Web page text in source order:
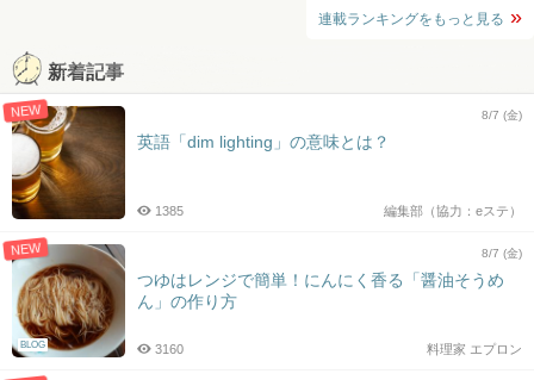
連載ランキングをもっと見る
新着記事
NEW 8/7 (金)
英語「dim lighting」の意味とは？
編集部（協力：eステ）
1385
NEW
BLOG
8/7 (金)
つゆはレンジで簡単！にんにく香る「醤油そうめ
ん」の作り方
料理家 エプロン
3160